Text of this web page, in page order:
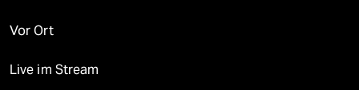
Vor Ort
Live im Stream